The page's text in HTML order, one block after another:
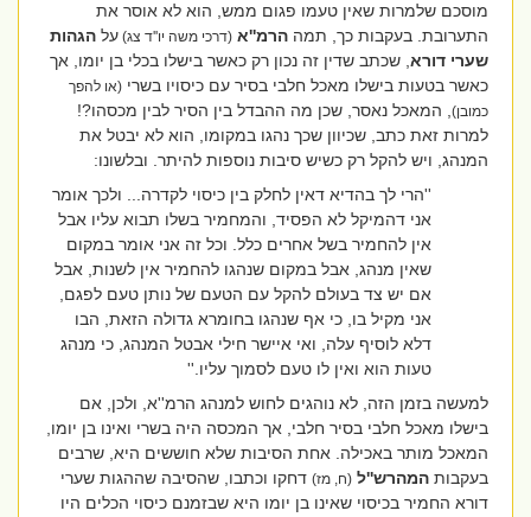
מוסכם שלמרות שאין טעמו פגום ממש, הוא לא אוסר את
התערובת. בעקבות כך, תמההרמ''א (דרכי משה יו''ד צג)עלהגהות
שערי דורא, שכתב שדין זה נכון רק כאשר בישלו בכלי בן יומו, אך
כאשר בטעות בישלו מאכל חלבי בסיר עם כיסויו בשרי(או להפך
כמובן), המאכל נאסר, שכן מה ההבדל בין הסיר לבין מכסהו?!
למרות זאת כתב, שכיוון שכך נהגו במקומו, הוא לא יבטל את
המנהג, ויש להקל רק כשיש סיבות נוספות להיתר. ובלשונו:
הרי לך בהדיא דאין לחלק בין כיסוי לקדרה... ולכך אומר
אני דהמיקל לא הפסיד, והמחמיר בשלו תבוא עליו אבל
אין להחמיר בשל אחרים כלל. וכל זה אני אומר במקום
שאין מנהג, אבל במקום שנהגו להחמיר אין לשנות, אבל
אם יש צד בעולם להקל עם הטעם של נותן טעם לפגם,
אני מקיל בו, כי אף שנהגו בחומרא גדולה הזאת, הבו
דלא לוסיף עלה, ואי איישר חילי אבטל המנהג, כי מנהג
טעות הוא ואין לו טעם לסמוך עליו.''
למעשה בזמן הזה, לא נוהגים לחוש למנהג הרמ''א, ולכן, אם
בישלו מאכל חלבי בסיר חלבי, אך המכסה היה בשרי ואינו בן יומו,
המאכל מותר באכילה. אחת הסיבות שלא חוששים היא, שרבים
בעקבותהמהרש''ל (ח, מז)דחקו וכתבו, שהסיבה שההגות שערי
דורא החמיר בכיסוי שאינו בן יומו היא שבזמנם כיסוי הכלים היו